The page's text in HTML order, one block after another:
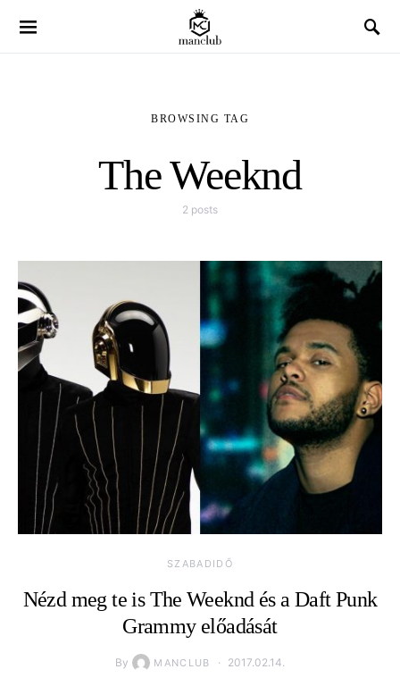
BROWSING TAG
The Weeknd
2 posts
SZABADIDŐ
Nézd meg te is The Weeknd és a Daft Punk
Grammy előadását
By MANCLUB 2017.02.14.